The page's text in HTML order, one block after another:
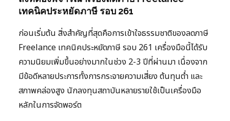
เทคนิคประหยัดภาษี รอบ 261
ก่อนเริ่มต้น สิ่งสำคัญที่สุดคือการเข้าใจธรรมชาติของลดภาษี
Freelance เทคนิคประหยัดภาษี รอบ 261 เครื่องมือนี้ได้รับ
ความนิยมเพิ่มขึ้นอย่างมากในช่วง 2-3 ปีที่ผ่านมา เนื่องจาก
มีข้อดีหลายประการทั้งการกระจายความเสี่ยง ต้นทุนต่ำ และ
สภาพคล่องสูง นักลงทุนสถาบันหลายรายใช้เป็นเครื่องมือ
หลักในการจัดพอร์ต